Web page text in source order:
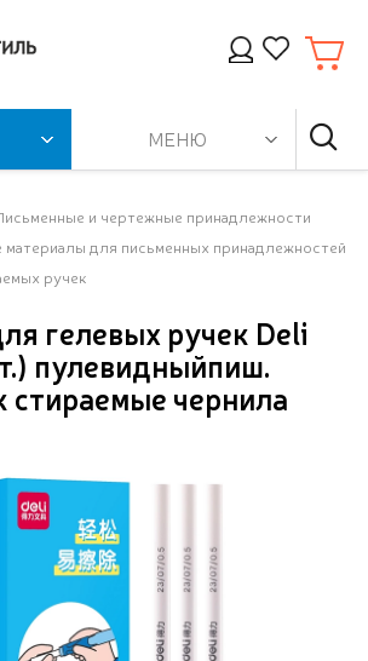
МЕНЮ
и чертежные принадлежности
материалы для письменных принадлежностей
ручек
гелевых ручек Deli
пулевидныйпиш.
стираемые чернила